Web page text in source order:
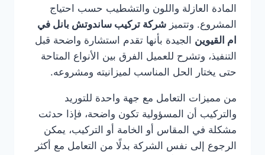
المادة العازلة واللون والتشطيب حسب احتياج
المشروع. وتتميز شركة تركيب ساندوتش بانل في
ام القيوين الجيدة بأنها تقدم استشارة واضحة قبل
التنفيذ، وتشرح للعميل الفرق بين الأنواع المتاحة
حتى يختار الحل المناسب لميزانيته ومشروعه.
من مميزات التعامل مع جهة واحدة للتوريد
والتركيب أن المسؤولية تكون واضحة، فإذا حدثت
مشكلة في المقاس أو الخامة أو التركيب، يمكن
الرجوع إلى نفس الشركة بدلًا من التعامل مع أكثر